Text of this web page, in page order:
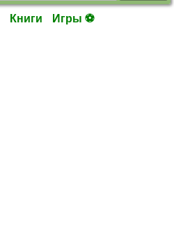
Книги Игры ⚽